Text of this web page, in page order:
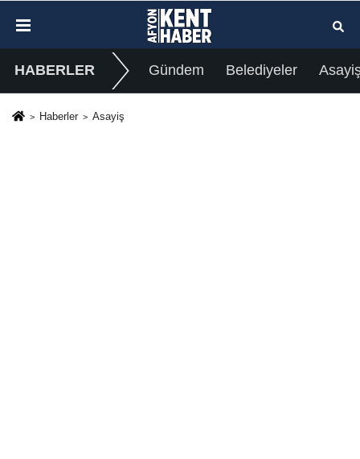
HABERLER Gündem Belediyeler
Haberler Asayiş